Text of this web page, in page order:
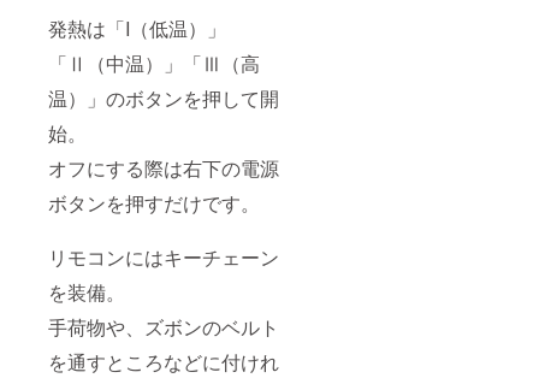
発熱は「I（低温）」
「Ⅱ（中温）」「Ⅲ（高
温）」のボタンを押して開
始。
オフにする際は右下の電源
ボタンを押すだけです。
リモコンにはキーチェーン
を装備。
手荷物や、ズボンのベルト
を通すところなどに付けれ